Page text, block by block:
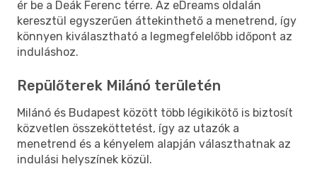
ér be a Deák Ferenc térre. Az eDreams oldalán
keresztül egyszerűen áttekinthető a menetrend, így
könnyen kiválasztható a legmegfelelőbb időpont az
induláshoz.
Repülőterek Milánó területén
Milánó és Budapest között több légikikötő is biztosít
közvetlen összeköttetést, így az utazók a
menetrend és a kényelem alapján választhatnak az
indulási helyszínek közül.